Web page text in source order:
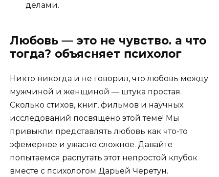
делами.
Любовь — это не чувство. а что
тогда? объясняет психолог
Никто никогда и не говорил, что любовь между
мужчиной и женщиной — штука простая.
Сколько стихов, книг, фильмов и научных
исследований посвящено этой теме! Мы
привыкли представлять любовь как что-то
эфемерное и ужасно сложное. Давайте
попытаемся распутать этот непростой клубок
вместе с психологом Дарьей Черетун.